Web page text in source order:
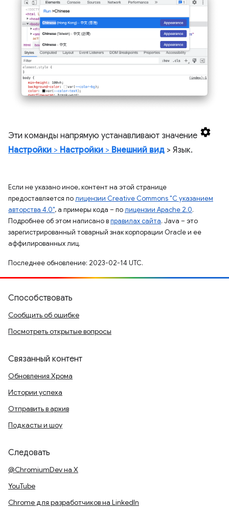
Эти команды напрямую устанавливают значение
Настройки > Настройки > Внешний вид > Язык.
Если не указано иное, контент на этой странице
предоставляется полицензии Creative Commons "С указанием
авторства 4.0", а примеры кода – полицензии Apache 2.0.
Подробнее об этом написано вправилах сайта. Java – это
зарегистрированный товарный знак корпорации Oracle и ее
аффилированных лиц.
Последнее обновление: 2023-02-14 UTC.
Способствовать
Сообщить об ошибке
Посмотреть открытые вопросы
Связанный контент
Обновления Хрома
Истории успеха
Отправить в архив
Подкасты и шоу
Следовать
@ChromiumDev на X
YouTube
Chrome для разработчиков на LinkedIn